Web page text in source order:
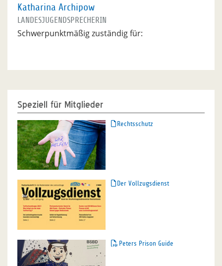
Katharina Archipow
LANDESJUGENDSPRECHERIN
Schwerpunktmäßig zuständig für:
Speziell für Mitglieder
Rechtsschutz
Der Vollzugsdienst
Peters Prison Guide